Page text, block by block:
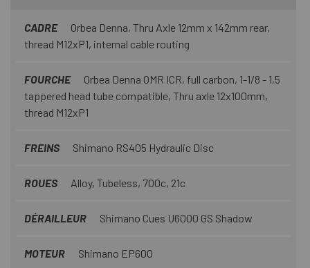
CADRE
Orbea Denna, Thru Axle 12mm x 142mm rear,
thread M12xP1, internal cable routing
FOURCHE
Orbea Denna OMR ICR, full carbon, 1-1/8 - 1,5
tappered head tube compatible, Thru axle 12x100mm,
thread M12xP1
FREINS Shimano RS405 Hydraulic Disc
ROUES Alloy, Tubeless, 700c, 21c
DÉRAILLEUR Shimano Cues U6000 GS Shadow
MOTEUR Shimano EP600